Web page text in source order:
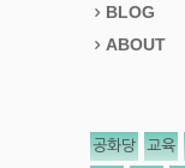
BLOG
ABOUT
공화당 교육